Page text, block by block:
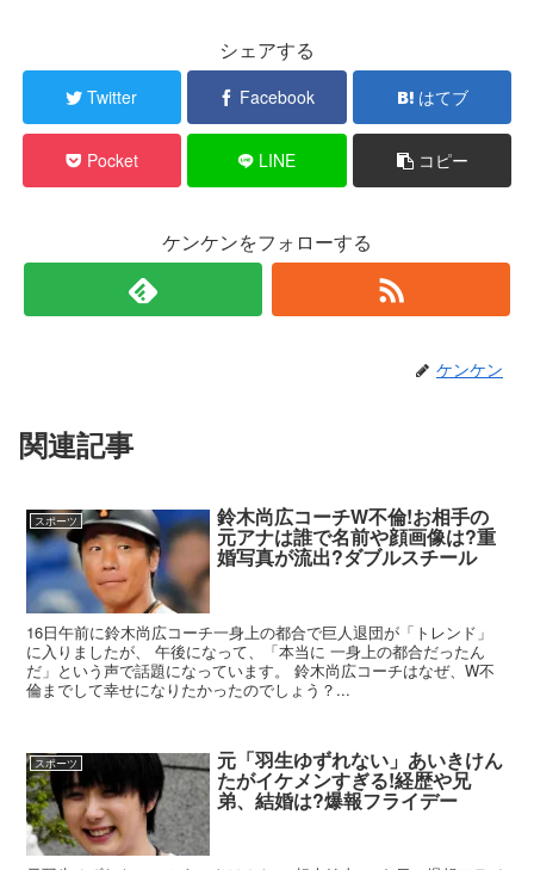
シェアする
Twitter Facebook はてブ
Pocket LINE コピー
ケンケンをフォローする
ケンケン
関連記事
スポーツ 鈴木尚広コーチW不倫!お相手の
元アナは誰で名前や顔画像は?重
婚写真が流出?ダブルスチール
16日午前に鈴木尚広コーチ一身上の都合で巨人退団が「トレンド」
に入りましたが、 午後になって、「本当に 一身上の都合だったん
だ」という声で話題になっています。 鈴木尚広コーチはなぜ、W不
倫までして幸せになりたかったのでしょう？...
スポーツ 元「羽生ゆずれない」あいきけん
たがイケメンすぎる!経歴や兄
弟、結婚は?爆報フライデー